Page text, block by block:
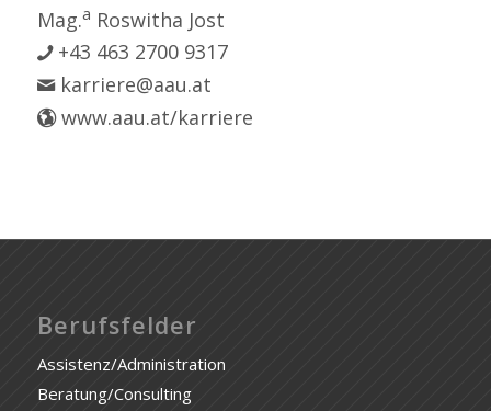
Mag.a Roswitha Jost
+43 463 2700 9317
karriere@aau.at
www.aau.at/karriere
Berufsfelder
Assistenz/Administration
Beratung/Consulting